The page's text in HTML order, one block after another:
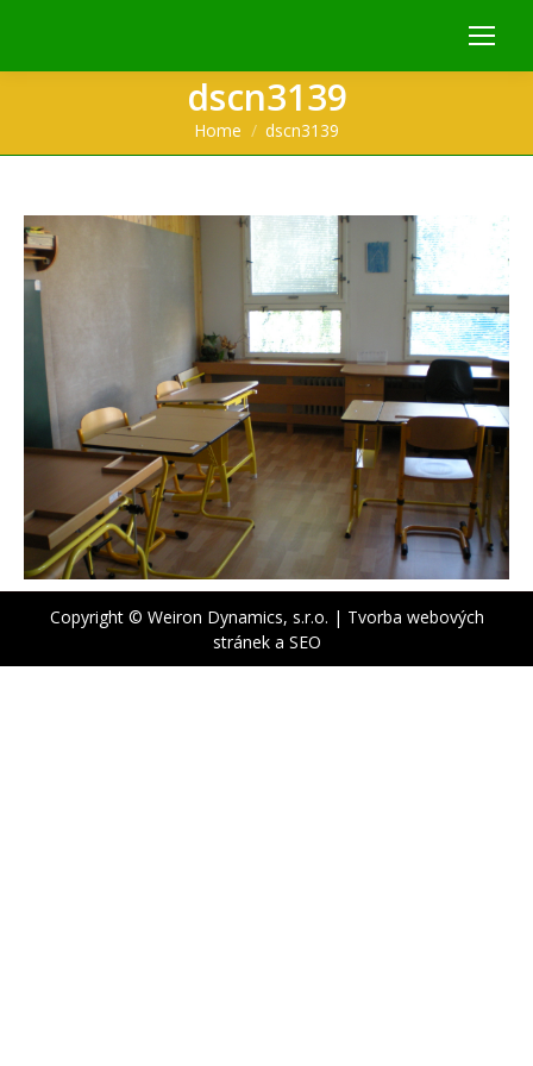
dscn3139
You are here:
Home dscn3139
Copyright © Weiron Dynamics, s.r.o. | Tvorba webových
stráneka SEO